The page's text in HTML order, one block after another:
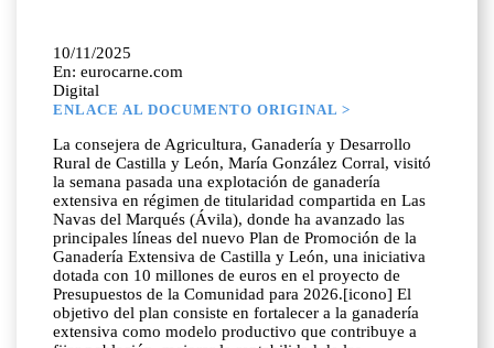
10/11/2025
En: eurocarne.com
Digital
ENLACE AL DOCUMENTO ORIGINAL >
La consejera de Agricultura, Ganadería y Desarrollo
Rural de Castilla y León, María González Corral, visitó
la semana pasada una explotación de ganadería
extensiva en régimen de titularidad compartida en Las
Navas del Marqués (Ávila), donde ha avanzado las
principales líneas del nuevo Plan de Promoción de la
Ganadería Extensiva de Castilla y León, una iniciativa
dotada con 10 millones de euros en el proyecto de
Presupuestos de la Comunidad para 2026.[icono] El
objetivo del plan consiste en fortalecer a la ganadería
extensiva como modelo productivo que contribuye a